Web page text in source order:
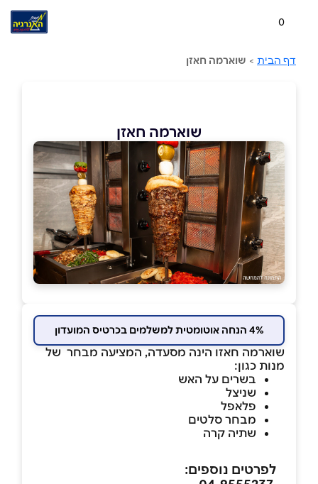
0
דף הבית > שוארמה חאזן
שוארמה חאזן
4% הנחה אוטומטית למשלמים בכרטיס המועדון
שוארמה חאזו הינה מסעדה, המציעה מבחר של
מנות כגון:
בשרים על האש
שניצל
פלאפל
מבחר סלטים
שתיה קרה
לפרטים נוספים: